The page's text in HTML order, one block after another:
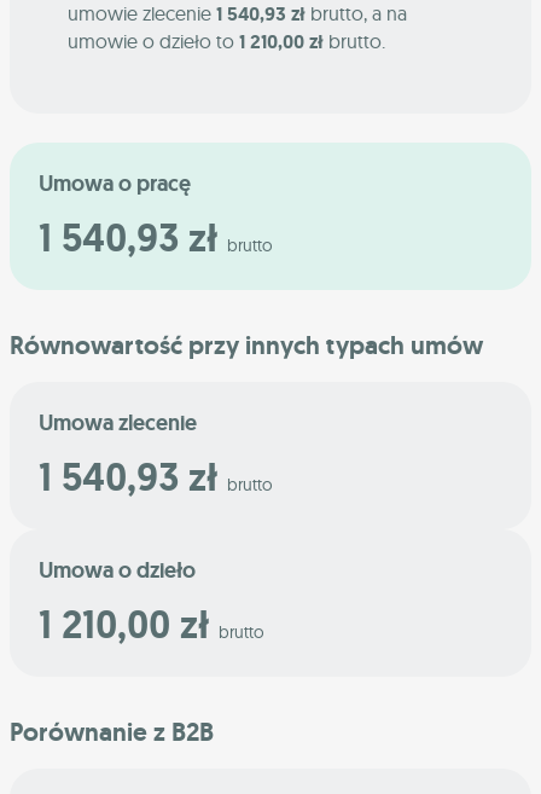
umowie zlecenie 1 540,93 zł brutto, a na
umowie o dzieło to 1 210,00 zł brutto.
Umowa o pracę
1 540,93 zł brutto
Równowartość przy innych typach umów
Umowa zlecenie
1 540,93 zł brutto
Umowa o dzieło
1 210,00 zł brutto
Porównanie z B2B